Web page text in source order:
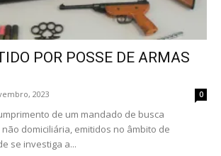
POR POSSE DE ARMAS
2023 0
de um mandado de busca
domiciliária, emitidos no âmbito de
se investiga a...